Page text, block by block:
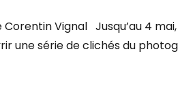
Vignal Jusqu’au 4
une série de clichés du